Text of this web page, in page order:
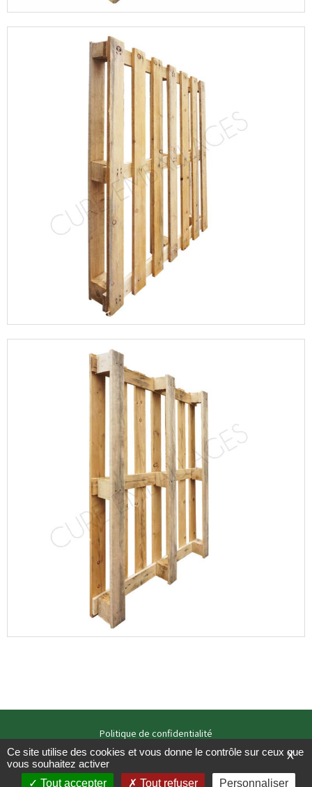
Politique de confidentialité
Mentions légales
Copyright / studio zooloo – 2021
X
Ce site utilise des cookies et vous donne le contrôle sur ceux que
vous souhaitez activer
Tout accepter
Tout refuser Personnaliser